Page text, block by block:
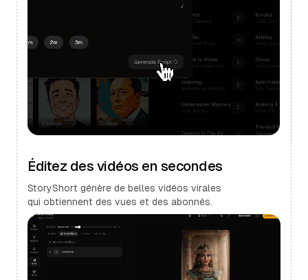
Éditez des vidéos en secondes
StoryShort génère de belles vidéos virales
qui obtiennent des vues et des abonnés.